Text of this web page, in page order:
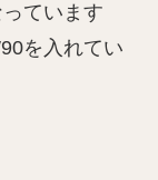
ています
を入れてい